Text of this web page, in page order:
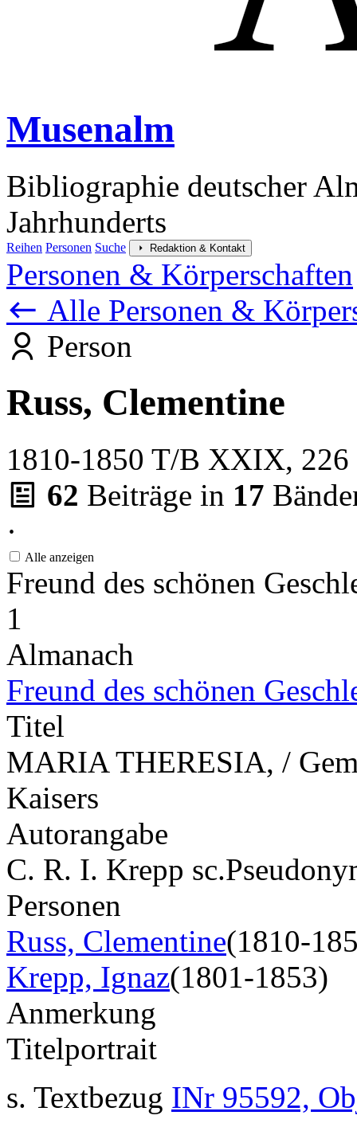
Musenalm
Bibliographie deutscher
Jahrhunderts
Reihen Personen Suche Redaktion & Kontakt
Personen & Körperschaften
Alle Personen &
Person
Russ, Clementine
1810-1850 T/B XXIX, 226
62 Beiträge in 17
·
Alle anzeigen
Freund des schönen
1
Almanach
Freund des schönen
Titel
MARIA THERESIA, /
Kaisers
Autorangabe
C. R. I. Krepp sc.
Personen
Russ, Clementine(1810-
Krepp, Ignaz(1801-1853)
Anmerkung
Titelportrait
s. Textbezug INr 95592,